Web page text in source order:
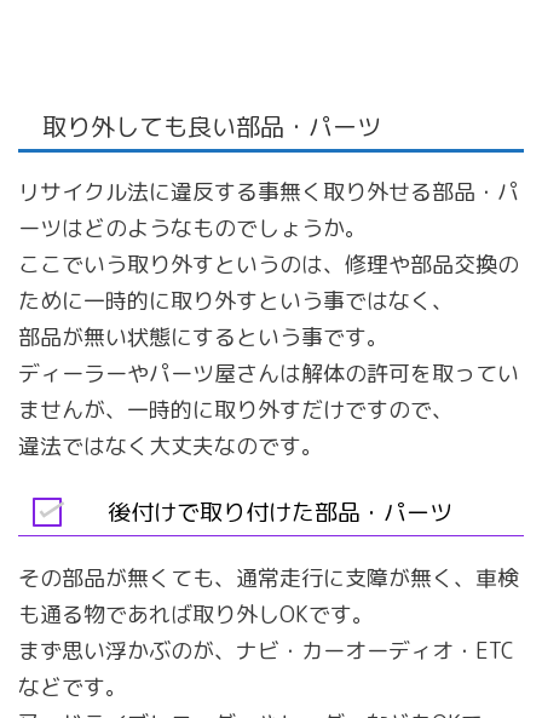
取り外しても良い部品・パーツ
リサイクル法に違反する事無く取り外せる部品・パ
ーツはどのようなものでしょうか。
ここでいう取り外すというのは、修理や部品交換の
ために一時的に取り外すという事ではなく、
部品が無い状態にするという事です。
ディーラーやパーツ屋さんは解体の許可を取ってい
ませんが、一時的に取り外すだけですので、
違法ではなく大丈夫なのです。
後付けで取り付けた部品・パーツ
その部品が無くても、通常走行に支障が無く、車検
も通る物であれば取り外しOKです。
まず思い浮かぶのが、ナビ・カーオーディオ・ETC
などです。